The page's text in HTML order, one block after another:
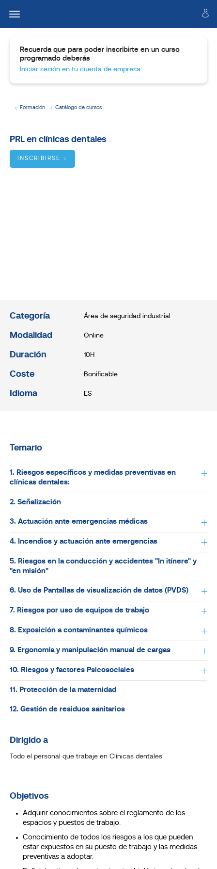
Formación Catálogo de cursos
Dirigido
Recuerda que para poder inscribirte en un curso
programado deberás
Iniciar sesión en tu cuenta de empresa
PRL en clínicas dentales
INSCRIBIRSE
Categoría Área de seguridad industrial
Modalidad Online
Duración 10H
Coste Bonificable
Idioma ES
Temario
1. Riesgos específicos y medidas preventivas en
clínicas dentales:
2. Señalización
3. Actuación ante emergencias médicas
4. Incendios y actuación ante emergencias
5. Riesgos en la conducción y accidentes "In itínere" y
"en misión"
6. Uso de Pantallas de visualización de datos (PVD´S)
7. Riesgos por uso de equipos de trabajo
8. Exposición a contaminantes químicos
9. Ergonomía y manipulación manual de cargas
10. Riesgos y factores Psicosociales
11. Protección de la maternidad
12. Gestión de residuos sanitarios
Dirigido a
Todo el personal que trabaje en Clínicas dentales
Objetivos
Adquirir conocimientos sobre el reglamento de los
espacios y puestos de trabajo.
Conocimiento de todos los riesgos a los que pueden
estar expuestos en su puesto de trabajo y las medidas
preventivas a adoptar.